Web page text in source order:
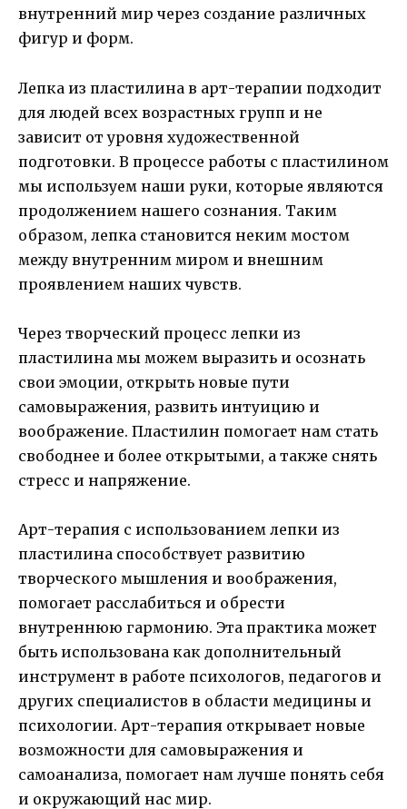
внутренний мир через создание различных
фигур и форм.
Лепка из пластилина в арт-терапии подходит
для людей всех возрастных групп и не
зависит от уровня художественной
подготовки. В процессе работы с пластилином
мы используем наши руки, которые являются
продолжением нашего сознания. Таким
образом, лепка становится неким мостом
между внутренним миром и внешним
проявлением наших чувств.
Через творческий процесс лепки из
пластилина мы можем выразить и осознать
свои эмоции, открыть новые пути
самовыражения, развить интуицию и
воображение. Пластилин помогает нам стать
свободнее и более открытыми, а также снять
стресс и напряжение.
Арт-терапия с использованием лепки из
пластилина способствует развитию
творческого мышления и воображения,
помогает расслабиться и обрести
внутреннюю гармонию. Эта практика может
быть использована как дополнительный
инструмент в работе психологов, педагогов и
других специалистов в области медицины и
психологии. Арт-терапия открывает новые
возможности для самовыражения и
самоанализа, помогает нам лучше понять себя
и окружающий нас мир.